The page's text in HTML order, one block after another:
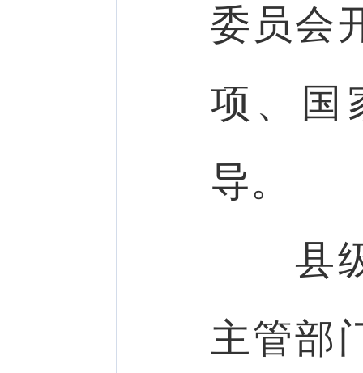
委员会
项、国
导。
县级
主管部